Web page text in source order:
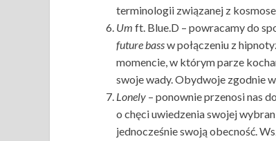
terminologii związanej z
Um ft. Blue.D – powracamy do
future bassw połączeniu z
momencie, w którym parze
swoje wady. Obydwoje zgodnie
Lonely – ponownie przenosi nas
o chęci uwiedzenia swojej
jednocześnie swoją obecność.